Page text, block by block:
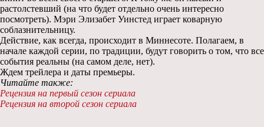
растолстевший (на что будет отдельно очень интересно
посмотреть). Мэри Элизабет Уинстед играет коварную
соблазнительницу.
Действие, как всегда, происходит в Миннесоте. Полагаем, в
начале каждой серии, по традиции, будут говорить о том, что все
события реальны (на самом деле, нет).
Ждем трейлера и даты премьеры.
Читайте также:
Рецензия на первый сезон сериала
Рецензия на второй сезон сериала